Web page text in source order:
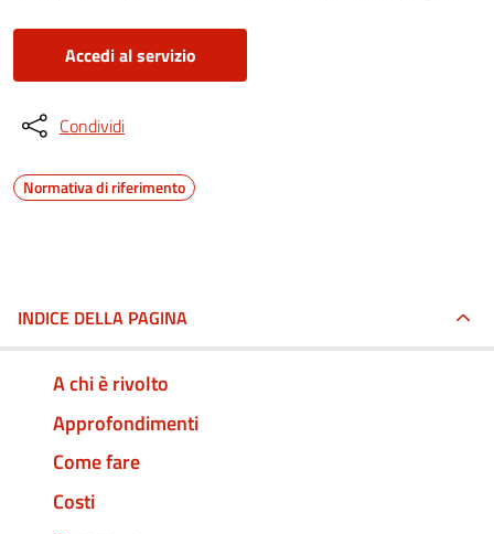
Accedi al servizio
Condividi
Normativa di riferimento
INDICE DELLA PAGINA
A chi è rivolto
Approfondimenti
Come fare
Costi